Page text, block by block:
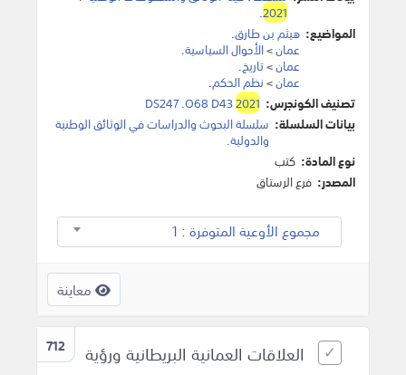
2021
.
المواضيع: هيثم بن طارق.
عمان>الأحوال السياسية.
عمان>تاريخ.
عمان>نظم الحكم.
تصنيف الكونجرس:
DS247 .O68 D432021
بيانات السلسلة: سلسلة البحوث والدراسات في الوثائق الوطنية
والدولية.
نوع المادة: كتب
المصدر: فرع الرستاق
مجموع الأوعية المتوفرة : 1
معاينة
712
العلاقات العمانية البريطانية‎ ورؤية